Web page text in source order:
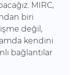
MIRC,
biri
değil,
kendini
bağlantılar